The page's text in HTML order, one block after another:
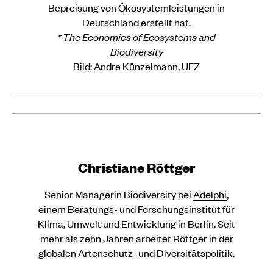
Bepreisung von Ökosystemleistungen in
Deutschland erstellt hat.
* The Economics of Ecosystems and
Biodiversity
Bild:Andre Künzelmann, UFZ
Christiane Röttger
Senior Managerin Biodiversity beiAdelphi,
einem Beratungs- und Forschungsinstitut für
Klima, Umwelt und Entwicklung in Berlin. Seit
mehr als zehn Jahren arbeitet Röttger in der
globalen Artenschutz- und Diversitätspolitik.